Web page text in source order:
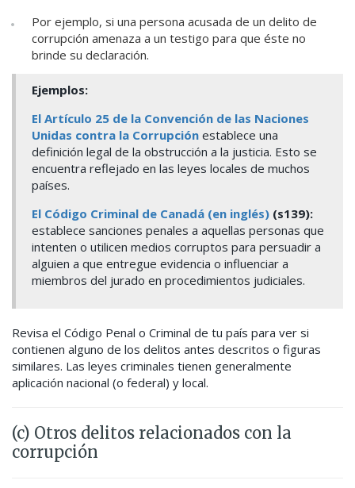
Por ejemplo, si una persona acusada de un delito de
corrupción amenaza a un testigo para que éste no
brinde su declaración.
Ejemplos:
El Artículo 25 de la Convención de las Naciones
Unidas contra la Corrupción establece una
definición legal de la obstrucción a la justicia. Esto se
encuentra reflejado en las leyes locales de muchos
países.
El Código Criminal de Canadá (en inglés) (s139):
establece sanciones penales a aquellas personas que
intenten o utilicen medios corruptos para persuadir a
alguien a que entregue evidencia o influenciar a
miembros del jurado en procedimientos judiciales.
Revisa el Código Penal o Criminal de tu país para ver si
contienen alguno de los delitos antes descritos o figuras
similares. Las leyes criminales tienen generalmente
aplicación nacional (o federal) y local.
(c) Otros delitos relacionados con la
corrupción